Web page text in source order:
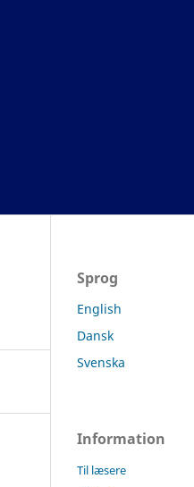
Sprog
English
Dansk
Svenska
Information
Til læsere